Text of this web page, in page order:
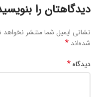
دیدگاهتان را
نشانی ایمیل شما منتشر
شده‌اند *
دیدگاه*